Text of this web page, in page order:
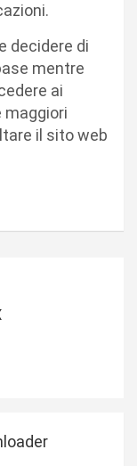
decidere di
mentre
ai
maggiori
il sito web